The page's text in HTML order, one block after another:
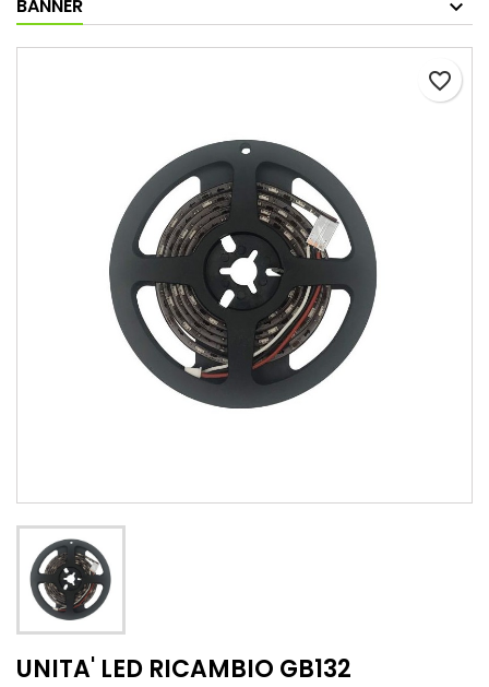
BANNER
favorite_border
UNITA' LED RICAMBIO GB132